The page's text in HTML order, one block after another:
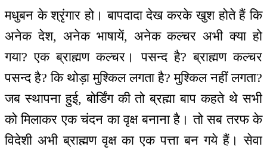
मधुबन के श्रृंगार हो। बापदादा देख करके खुश होते हैं कि
अनेक देश, अनेक भाषायें, अनेक कल्चर अभी क्या हो
गया? एक ब्राह्मण कल्चर। पसन्द है? ब्राह्मण कल्चर
पसन्द है? कि थोड़ा मुश्किल लगता है? मुश्किल नहीं लगता?
जब स्थापना हुई, बोर्डिंग की तो ब्रह्मा बाप कहते थे सभी
को मिलाकर एक चंदन का वृक्ष बनाना है। तो सब तरफ के
विदेशी अभी ब्राह्मण वृक्ष का एक पत्ता बन गये हैं। सेवा